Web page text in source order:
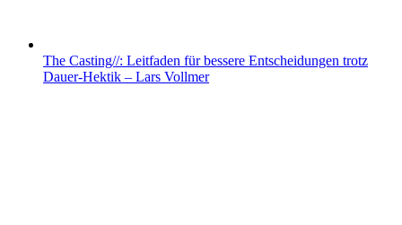
The Casting//: Leitfaden für bessere Entscheidungen trotz
Dauer-Hektik – Lars Vollmer